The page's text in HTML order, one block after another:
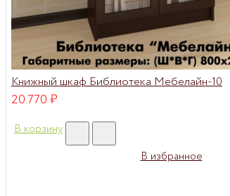
Книжный шкаф Библиотека Мебелайн-10
20.770₽
В корзину
В избранное